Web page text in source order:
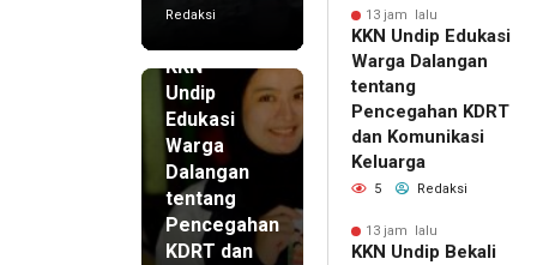
Redaksi
KKN
Undip
Edukasi
Warga
Dalangan
tentang
Pencegahan
KDRT dan
13 jam lalu
KKN Undip Edukasi
Warga Dalangan
tentang
Pencegahan KDRT
dan Komunikasi
Keluarga
5 Redaksi
13 jam lalu
KKN Undip Bekali